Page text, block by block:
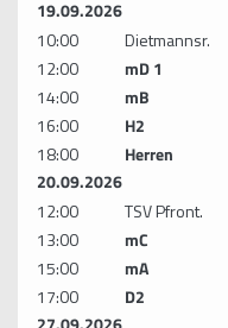
19.09.2026
10:00
Dietmannsr.
12:00
mD 1
14:00
mB
16:00
H2
18:00
Herren
20.09.2026
12:00
TSV Pfront.
13:00
mC
15:00
mA
17:00
D2